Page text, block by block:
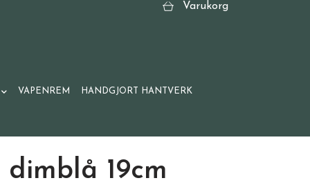
Varukorg
VAPENREM HANDGJORT HANTVERK
dimblå 19cm